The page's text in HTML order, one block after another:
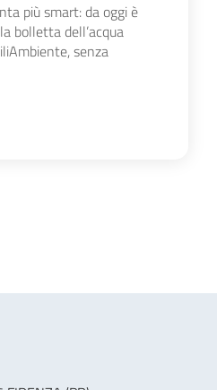
più smart: da oggi è
bolletta dell’acqua
senza